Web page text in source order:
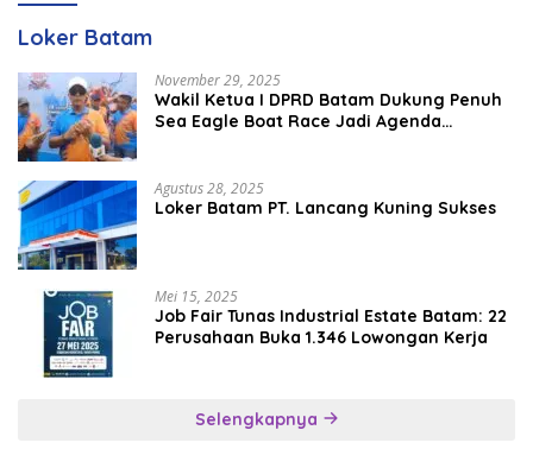
Loker Batam
November 29, 2025
Wakil Ketua I DPRD Batam Dukung Penuh
Sea Eagle Boat Race Jadi Agenda
Agustus 28, 2025
Loker Batam PT. Lancang Kuning Sukses
Mei 15, 2025
Job Fair Tunas Industrial Estate Batam: 22
Perusahaan Buka 1.346 Lowongan Kerja
Selengkapnya